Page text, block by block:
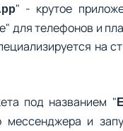
" - крутое
для телефонов и
на
под названием "
и